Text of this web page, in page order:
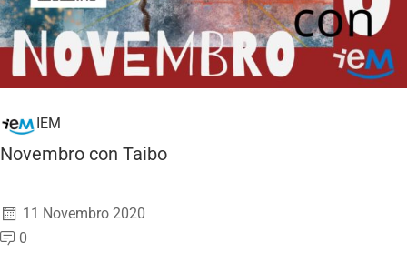
IEM
Novembro con Taibo
11 Novembro 2020
0